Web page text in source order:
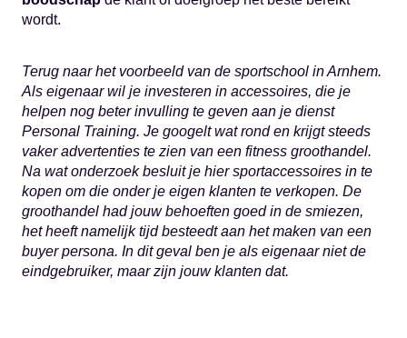
wordt.
Terug naar het voorbeeld van de sportschool in Arnhem.
Als eigenaar wil je investeren in accessoires, die je
helpen nog beter invulling te geven aan je dienst
Personal Training. Je googelt wat rond en krijgt steeds
vaker advertenties te zien van een fitness groothandel.
Na wat onderzoek besluit je hier sportaccessoires in te
kopen om die onder je eigen klanten te verkopen. De
groothandel had jouw behoeften goed in de smiezen,
het heeft namelijk tijd besteedt aan het maken van een
buyer persona. In dit geval ben je als eigenaar niet de
eindgebruiker, maar zijn jouw klanten dat.